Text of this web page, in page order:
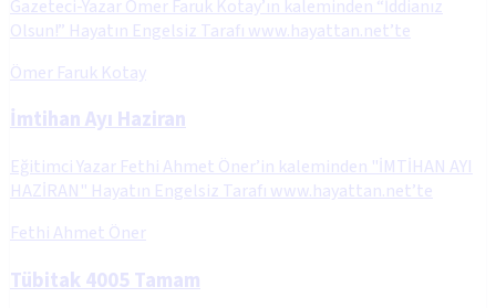
Gazeteci-Yazar Ömer Faruk Kotay’ın kaleminden “İddianız
Olsun!” Hayatın Engelsiz Tarafı www.hayattan.net’te
Ömer Faruk Kotay
İmtihan Ayı Haziran
Eğitimci Yazar Fethi Ahmet Öner’in kaleminden "İMTİHAN AYI
HAZİRAN" Hayatın Engelsiz Tarafı www.hayattan.net’te
Fethi Ahmet Öner
Tübitak 4005 Tamam